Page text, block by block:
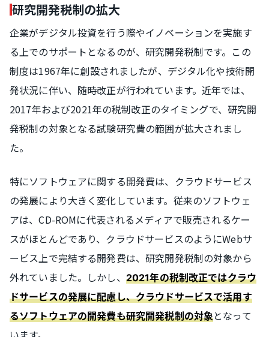
研究開発税制の拡大
企業がデジタル投資を行う際やイノベーションを実施す
る上でのサポートとなるのが、研究開発税制です。この
制度は1967年に創設されましたが、デジタル化や技術開
発状況に伴い、随時改正が行われています。近年では、
2017年および2021年の税制改正のタイミングで、研究開
発税制の対象となる試験研究費の範囲が拡大されまし
た。
特にソフトウェアに関する開発費は、クラウドサービス
の発展により大きく変化しています。従来のソフトウェ
アは、CD-ROMに代表されるメディアで販売されるケー
スがほとんどであり、クラウドサービスのようにWebサ
ービス上で完結する開発費は、研究開発税制の対象から
外れていました。しかし、 2021年の税制改正ではクラウ
ドサービスの発展に配慮し、クラウドサービスで活用す
るソフトウェアの開発費も研究開発税制の対象となって